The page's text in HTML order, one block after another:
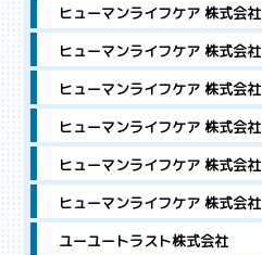
ヒューマンライフケア 株式会社
ヒューマンライフケア 株式会社
ヒューマンライフケア 株式会社
ヒューマンライフケア 株式会社
ヒューマンライフケア 株式会社
ヒューマンライフケア 株式会社
ユーユートラスト株式会社